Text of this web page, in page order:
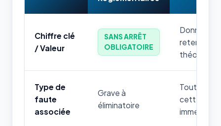
Chiffre clé
/ Valeur
SANS ARRÊT
OBLIGATOIRE
Donnée
retenir par
théorique.
Type de
faute
associée
Grave à
éliminatoire
Toute
cette